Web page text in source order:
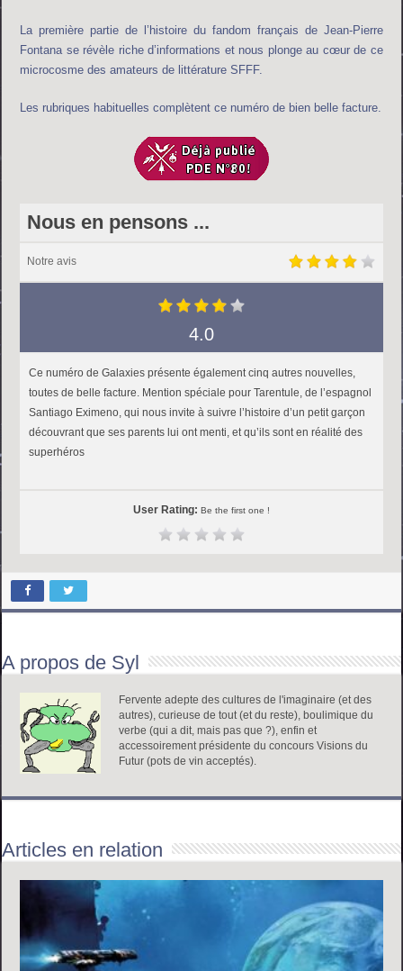
La première partie de l’histoire du fandom français de Jean-Pierre
Fontana se révèle riche d’informations et nous plonge au cœur de ce
microcosme des amateurs de littérature SFFF.
Les rubriques habituelles complètent ce numéro de bien belle facture.
Nous en pensons ...
Notre avis
4.0
Ce numéro de Galaxies présente également cinq autres nouvelles,
toutes de belle facture. Mention spéciale pour Tarentule, de l’espagnol
Santiago Eximeno, qui nous invite à suivre l’histoire d’un petit garçon
découvrant que ses parents lui ont menti, et qu’ils sont en réalité des
superhéros
User Rating: Be the first one !
A propos de Syl
Fervente adepte des cultures de l'imaginaire (et des
autres), curieuse de tout (et du reste), boulimique du
verbe (qui a dit, mais pas que ?), enfin et
accessoirement présidente du concours Visions du
Futur (pots de vin acceptés).
Articles en relation